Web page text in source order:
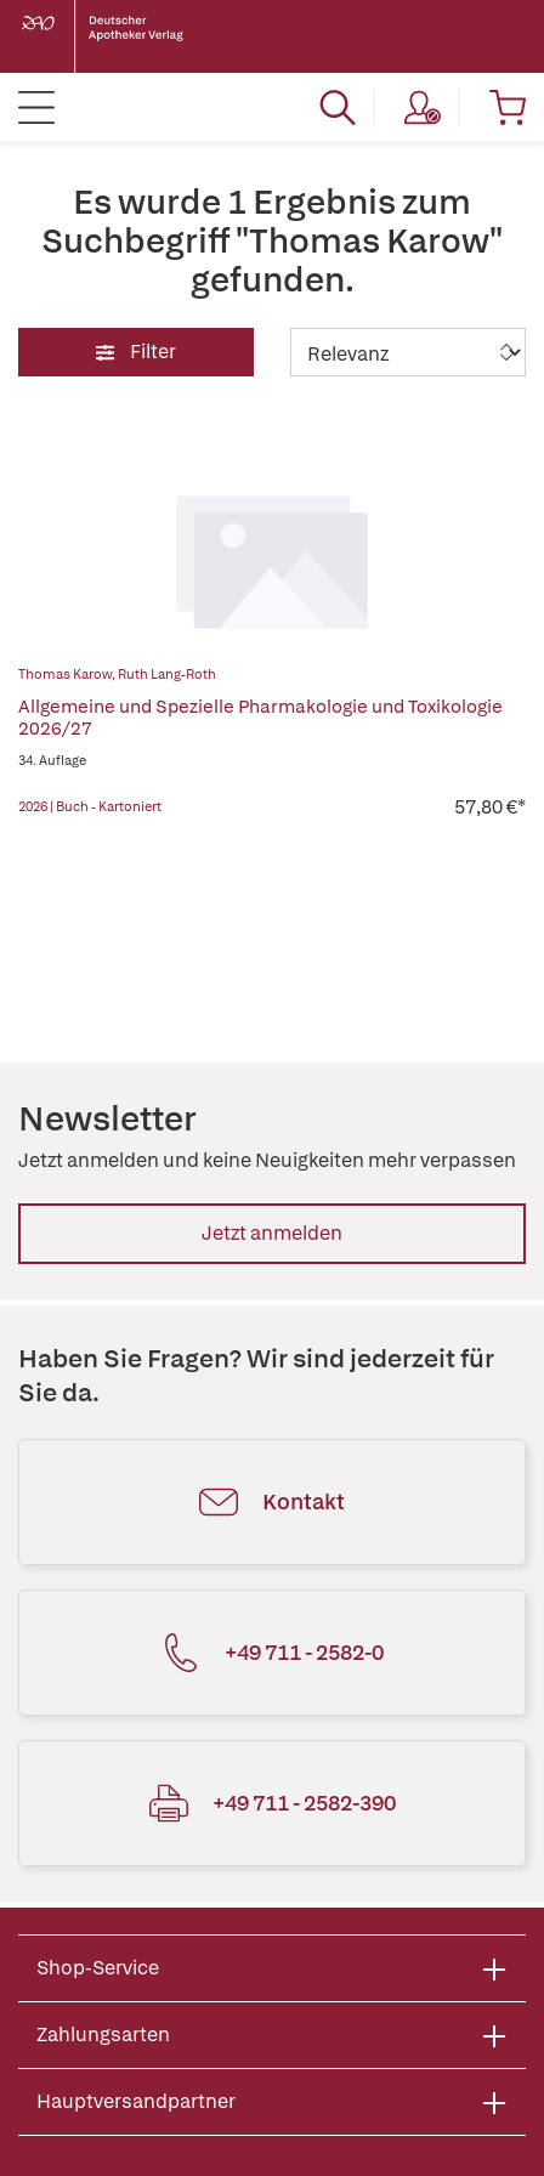
Es wurde 1 Ergebnis zum
Suchbegriff "Thomas Karow"
gefunden.
Filter
Thomas Karow, Ruth Lang-Roth
Allgemeine und Spezielle Pharmakologie und Toxikologie
2026/27
34. Auflage
2026 | Buch - Kartoniert 57,80 €*
Newsletter
Jetzt anmelden und keine Neuigkeiten mehr verpassen
Jetzt anmelden
Haben Sie Fragen? Wir sind jederzeit für
Sie da.
Kontakt
+49 711 - 2582-0
+49 711 - 2582-390
Shop-Service
Zahlungsarten
Hauptversandpartner